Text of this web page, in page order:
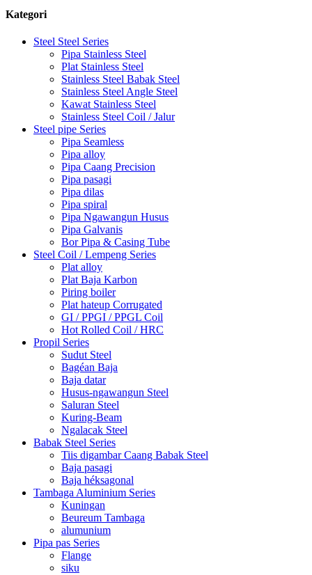
Kategori
Steel Steel Series
Pipa Stainless Steel
Plat Stainless Steel
Stainless Steel Babak Steel
Stainless Steel Angle Steel
Kawat Stainless Steel
Stainless Steel Coil / Jalur
Steel pipe Series
Pipa Seamless
Pipa alloy
Pipa Caang Precision
Pipa pasagi
Pipa dilas
Pipa spiral
Pipa Ngawangun Husus
Pipa Galvanis
Bor Pipa & Casing Tube
Steel Coil / Lempeng Series
Plat alloy
Plat Baja Karbon
Piring boiler
Plat hateup Corrugated
GI / PPGI / PPGL Coil
Hot Rolled Coil / HRC
Propil Series
Sudut Steel
Bagéan Baja
Baja datar
Husus-ngawangun Steel
Saluran Steel
Kuring-Beam
Ngalacak Steel
Babak Steel Series
Tiis digambar Caang Babak Steel
Baja pasagi
Baja héksagonal
Tambaga Aluminium Series
Kuningan
Beureum Tambaga
alumunium
Pipa pas Series
Flange
siku